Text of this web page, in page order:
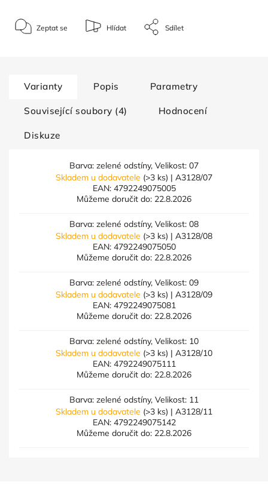
Zeptat se Hlídat Sdílet
Varianty Popis Parametry
Související soubory (4) Hodnocení
Diskuze
Barva: zelené odstíny, Velikost: 07
Skladem u dodavatele (>3 ks) | A3128/07
EAN: 4792249075005
Můžeme doručit do: 22.8.2026
Barva: zelené odstíny, Velikost: 08
Skladem u dodavatele (>3 ks) | A3128/08
EAN: 4792249075050
Můžeme doručit do: 22.8.2026
Barva: zelené odstíny, Velikost: 09
Skladem u dodavatele (>3 ks) | A3128/09
EAN: 4792249075081
Můžeme doručit do: 22.8.2026
Barva: zelené odstíny, Velikost: 10
Skladem u dodavatele (>3 ks) | A3128/10
EAN: 4792249075111
Můžeme doručit do: 22.8.2026
Barva: zelené odstíny, Velikost: 11
Skladem u dodavatele (>3 ks) | A3128/11
EAN: 4792249075142
Můžeme doručit do: 22.8.2026